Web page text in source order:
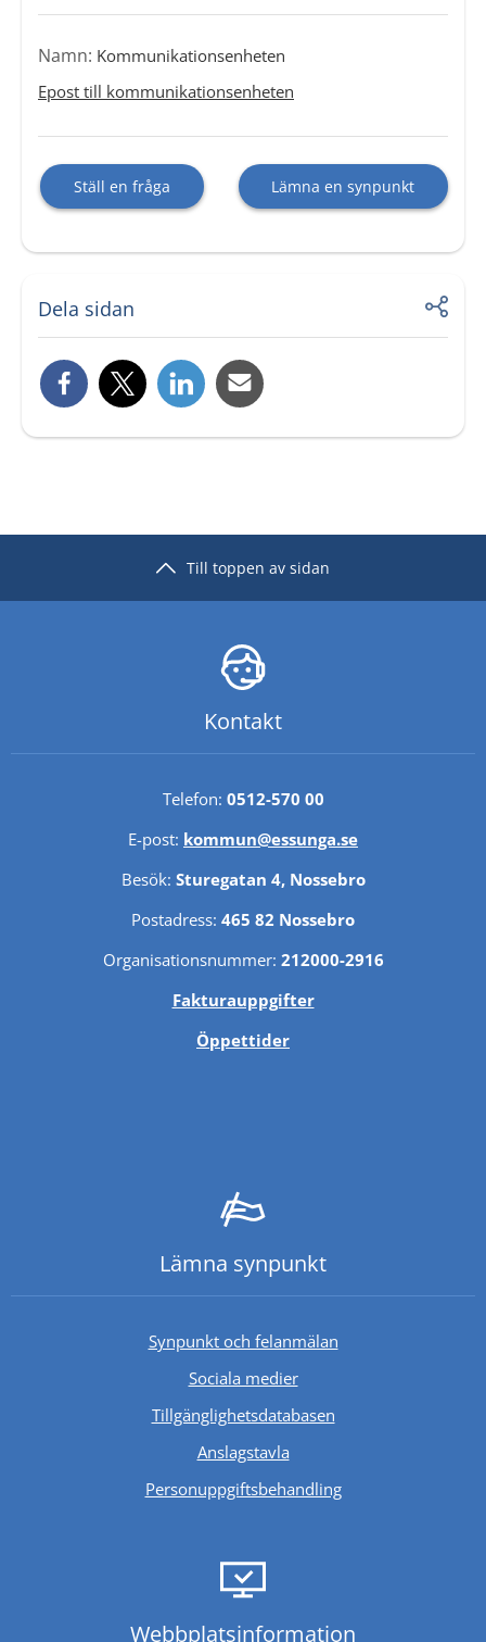
Namn: Kommunikationsenheten
Epost till kommunikationsenheten
Ställ en fråga Lämna en synpunkt
Dela sidan
Till toppen av sidan
Kontakt
Telefon: 0512-570 00
E-post: kommun@essunga.se
Besök: Sturegatan 4, Nossebro
Postadress: 465 82 Nossebro
Organisationsnummer: 212000-2916
Fakturauppgifter
Öppettider
Lämna synpunkt
Synpunkt och felanmälan
Sociala medier
TillgänglighetsdatabasenLänk till annan
Anslagstavla
Personuppgiftsbehandling
Webbplats­information